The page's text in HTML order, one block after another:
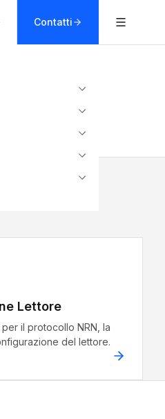
Contatti
Lettore
il protocollo NRN, la
del lettore.